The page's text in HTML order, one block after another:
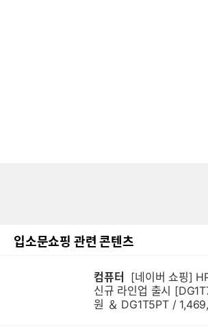
입소문쇼핑 관련 콘텐츠
컴퓨터
신규 라인업 출시
원 ＆ DG1T5PT / 1,469,000원 ＆